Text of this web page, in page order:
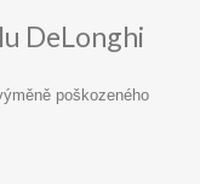
DeLonghi
poškozeného